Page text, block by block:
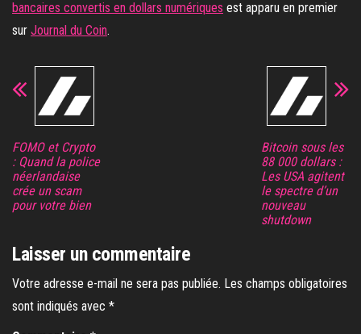
bancaires convertis en dollars numériques est apparu en premier
sur Journal du Coin.
FOMO et Crypto
: Quand la police
néerlandaise
crée un scam
pour votre bien
Bitcoin sous les
88 000 dollars :
Les USA agitent
le spectre d’un
nouveau
shutdown
Laisser un commentaire
Votre adresse e-mail ne sera pas publiée. Les champs obligatoires
sont indiqués avec *